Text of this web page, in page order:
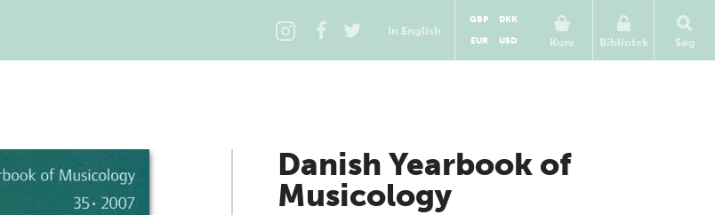
In English
Kurv
GBP
DKK
EUR
USD Bibliotek Søg
Danish Yearbook of
Musicology